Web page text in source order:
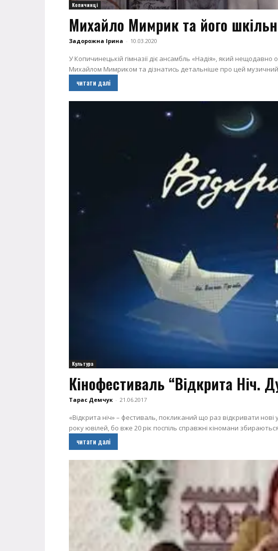
Копичинці
Михайло Мимрик та його
Задорожна Ірина - 10.03.2020
У Копичинецькій гімназії діє ансамбль «Надія», який
Михайлом Мимриком та дізнатись детальніше про цей музичний
читати далі
Культура
Кінофестиваль “Відкрита Ніч.
Тарас Демчук - 21.06.2017
«Відкрита ніч» – фестиваль, покликаний що раз відкривати
року ювілей, бо вже 20 рік поспіль справжні кіномани
читати далі